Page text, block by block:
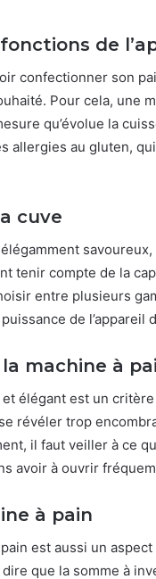
de
confectionner son
Pour cela, une
qu’évolue la
allergies au gluten,
cuve
tenir compte de la
entre plusieurs
de
machine à
élégant est un
révéler trop
il faut veiller à ce
avoir à ouvrir
à pain
est aussi un
que la somme à